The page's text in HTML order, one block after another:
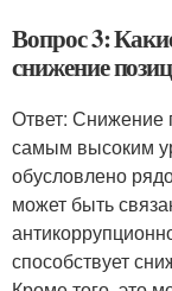
Вопрос 3:
снижение
Ответ: Снижение
самым высоким
обусловлено
может быть
способствует